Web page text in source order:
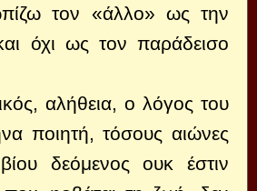
τον «άλλο» ως την
όχι ως τον παράδεισο
αλήθεια, ο λόγος του
ποιητή, τόσους αιώνες
δεόμενος ουκ έστιν